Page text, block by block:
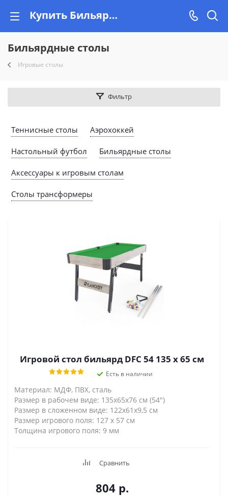
Купить Бильярдные столы в Минске недорого на Vishop.by
Бильярдные столы
Игровые столы
Фильтр
Теннисные столы Аэрохоккей
Настольный футбол Бильярдные столы
Аксессуары к игровым столам
Столы трансформеры
Игровой стол бильярд DFC 54 135 x 65 см
Есть в наличии
Материал: МДФ, ПВХ, сталь
Размер в рабочем виде: 135x65x76 см (54")
Размер в сложенном виде: 122x61x9,5 см
Размер игрового поля: 127 х 57 см
Толщина игрового поля: 9 мм
Сравнить
804 р.